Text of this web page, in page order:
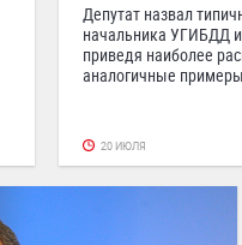
Депутат назвал
начальника УГИБДД и
приведя наиболее
аналогичные
20 ИЮЛЯ